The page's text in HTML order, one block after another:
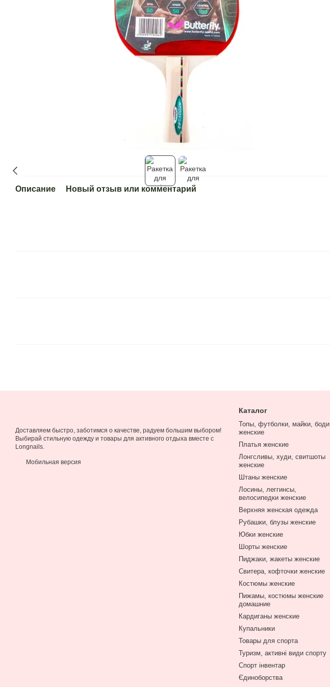
Описание Новый отзыв или комментарий
Доставляем быстро, заботимся о качестве, радуем большим выбором!
Выбирай стильную одежду и товары для активного отдыха вместе с
Longnails.
Мобильная версия
Каталог
Топы, футболки, майки, боди
женские
Платья женские
Лонгсливы, худи, свитшоты
женские
Штаны женские
Лосины, леггинсы,
велосипедки женские
Верхняя женская одежда
Рубашки, блузы женские
Юбки женские
Шорты женские
Пиджаки, жакеты женские
Свитера, кофточки женские
Костюмы женские
Пижамы, костюмы женские
домашние
Кардиганы женские
Купальники
Товары для спорта
Туризм, активні види спорту
Спорт інвентар
Єдиноборства